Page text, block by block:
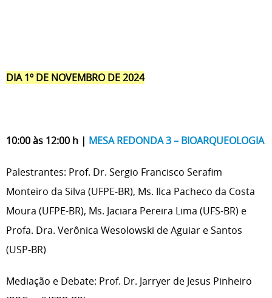
DIA 1º DE NOVEMBRO DE 2024
10:00 às 12:00 h | MESA REDONDA 3 – BIOARQUEOLOGIA
Palestrantes: Prof. Dr. Sergio Francisco Serafim
Monteiro da Silva (UFPE-BR), Ms. Ilca Pacheco da Costa
Moura (UFPE-BR), Ms. Jaciara Pereira Lima (UFS-BR) e
Profa. Dra. Verônica Wesolowski de Aguiar e Santos
(USP-BR)
Mediação e Debate: Prof. Dr. Jarryer de Jesus Pinheiro